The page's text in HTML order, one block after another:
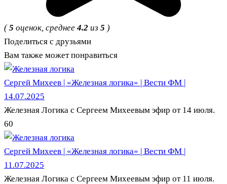
(5 оценок, среднее4.2 из 5 )
Поделиться с друзьями
Вам также может понравиться
Сергей Михеев | «Железная логика» | Вести ФМ |
14.07.2025
Железная Логика с Сергеем Михеевым эфир от 14 июля.
60
Сергей Михеев | «Железная логика» | Вести ФМ |
11.07.2025
Железная Логика с Сергеем Михеевым эфир от 11 июля.